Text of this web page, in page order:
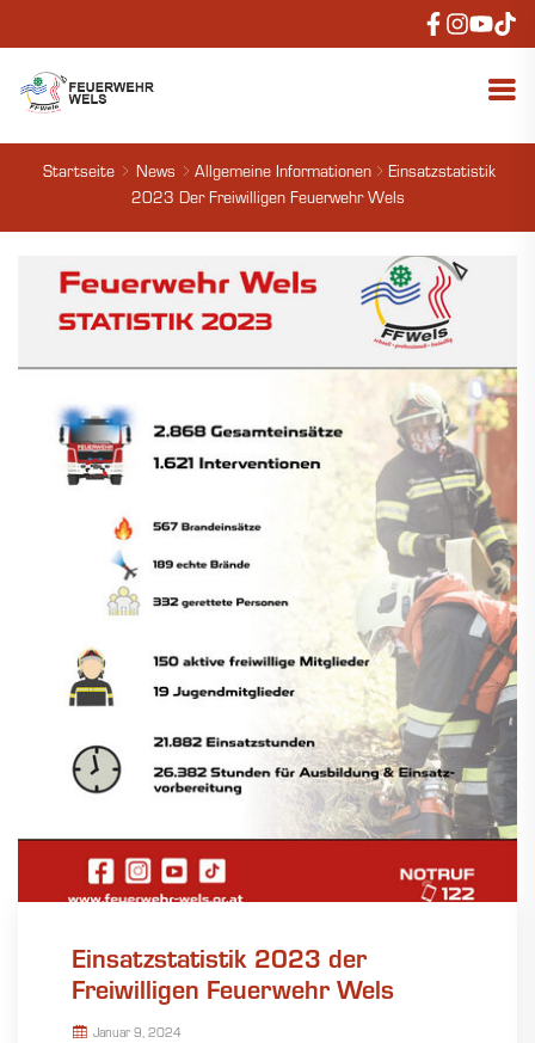
Startseite News Allgemeine Informationen
Einsatzstatistik
2023 Der Freiwilligen Feuerwehr Wels
Einsatzstatistik 2023 der
Freiwilligen Feuerwehr Wels
Januar 9, 2024